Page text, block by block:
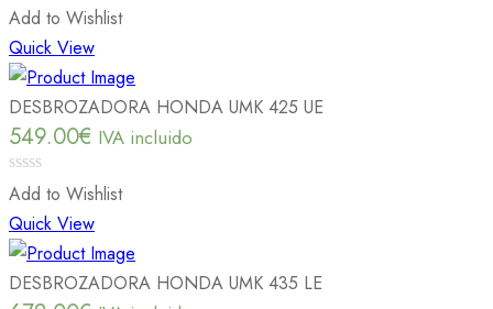
0
out
of
5
Add to Wishlist
Quick View
DESBROZADORA HONDA UMK 425 UE
549.00€ IVA incluido
0
out
of
5
Add to Wishlist
Quick View
DESBROZADORA HONDA UMK 435 LE